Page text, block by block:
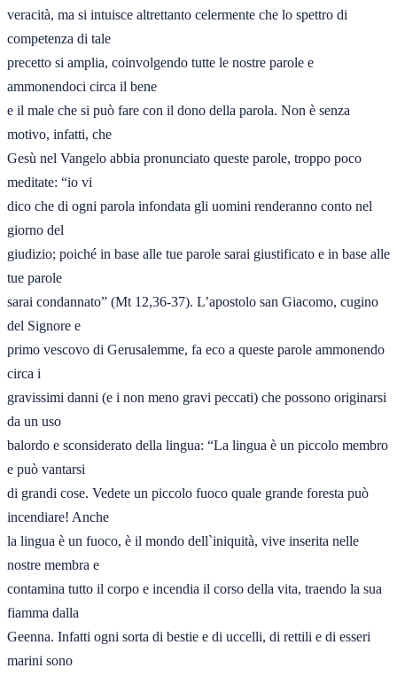
veracità, ma si intuisce altrettanto celermente che lo spettro di
competenza di tale
precetto si amplia, coinvolgendo tutte le nostre parole e
ammonendoci circa il bene
e il male che si può fare con il dono della parola. Non è senza
motivo, infatti, che
Gesù nel Vangelo abbia pronunciato queste parole, troppo poco
meditate: “io vi
dico che di ogni parola infondata gli uomini renderanno conto nel
giorno del
giudizio; poiché in base alle tue parole sarai giustificato e in base alle
tue parole
sarai condannato” (Mt 12,36-37). L’apostolo san Giacomo, cugino
del Signore e
primo vescovo di Gerusalemme, fa eco a queste parole ammonendo
circa i
gravissimi danni (e i non meno gravi peccati) che possono originarsi
da un uso
balordo e sconsiderato della lingua: “La lingua è un piccolo membro
e può vantarsi
di grandi cose. Vedete un piccolo fuoco quale grande foresta può
incendiare! Anche
la lingua è un fuoco, è il mondo dell`iniquità, vive inserita nelle
nostre membra e
contamina tutto il corpo e incendia il corso della vita, traendo la sua
fiamma dalla
Geenna. Infatti ogni sorta di bestie e di uccelli, di rettili e di esseri
marini sono